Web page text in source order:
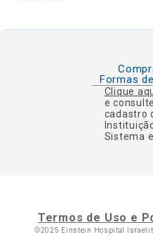
Formas
Clique
e
cadastro
Sistema
Termos de Uso e
©2025 Einstein Hospital